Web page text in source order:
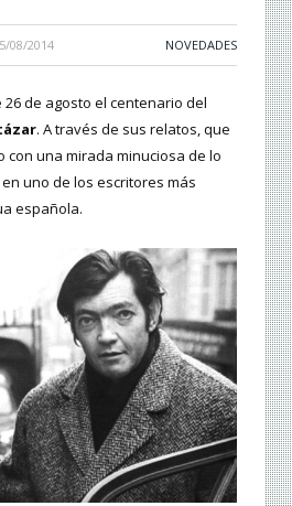
08/2014 NOVEDADES
de agosto el centenario del
. A través de sus relatos, que
con una mirada minuciosa de lo
uno de los escritores más
española.